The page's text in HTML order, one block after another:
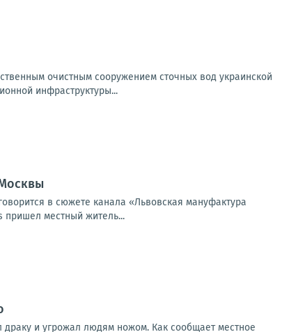
очистным сооружением сточных вод украинской
инфраструктуры...
в сюжете канала «Львовская мануфактура
пришел местный житель...
драку и угрожал людям ножом. Как сообщает местное